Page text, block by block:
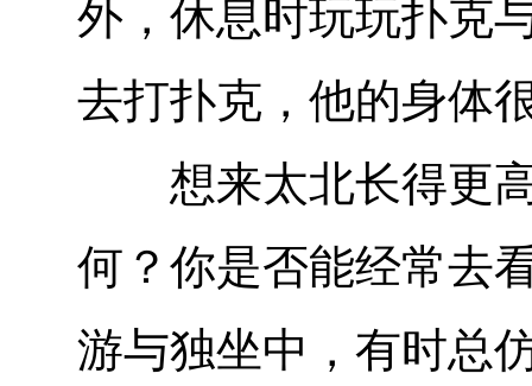
外，休息时玩玩扑克
去打扑克，他的身体
想来太北长得更高
何？你是否能经常去
游与独坐中，有时总